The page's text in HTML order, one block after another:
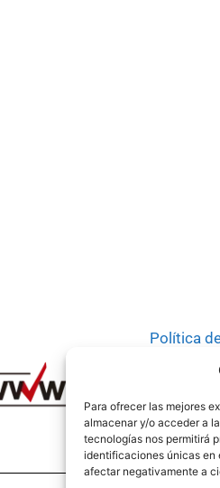
Para ofrecer las mejores
almacenar y/o acceder a
tecnologías nos permitirá
identificaciones únicas en
afectar negativamente a
Política